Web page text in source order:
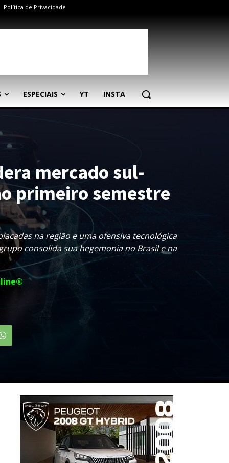
Política de Privacidade
ESPECIAIS YT INSTA
mercado sul-
primeiro semestre
na região e uma ofensiva tecnológica
consolida sua hegemonia no Brasil e na